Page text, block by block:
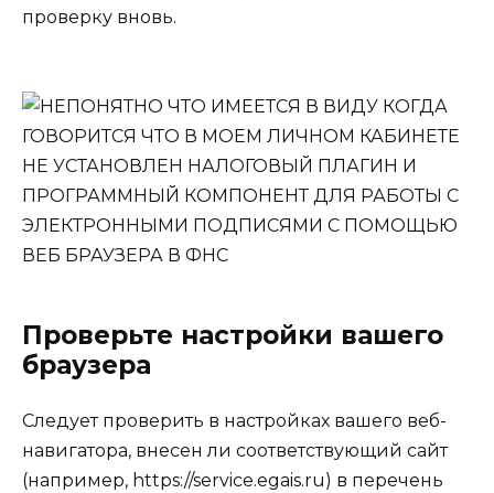
проверку вновь.
Проверьте настройки вашего
браузера
Следует проверить в настройках вашего веб-
навигатора, внесен ли соответствующий сайт
(например, https://service.egais.ru) в перечень